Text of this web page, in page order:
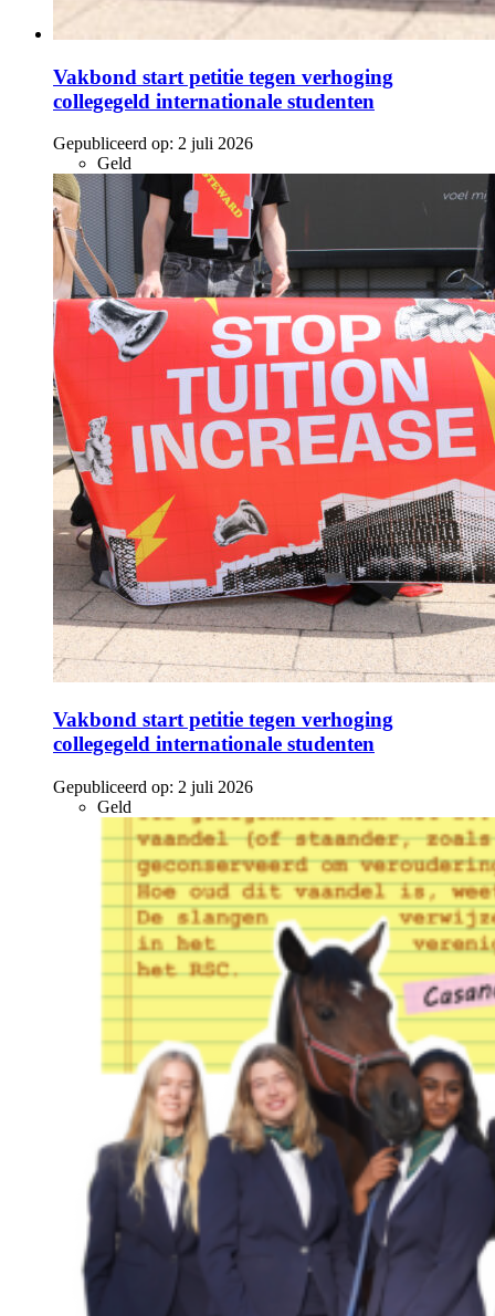
Vakbond start petitie tegen verhoging
collegegeld internationale studenten
Gepubliceerd op: 2 juli 2026
Geld
Vakbond start petitie tegen verhoging
collegegeld internationale studenten
Gepubliceerd op: 2 juli 2026
Geld